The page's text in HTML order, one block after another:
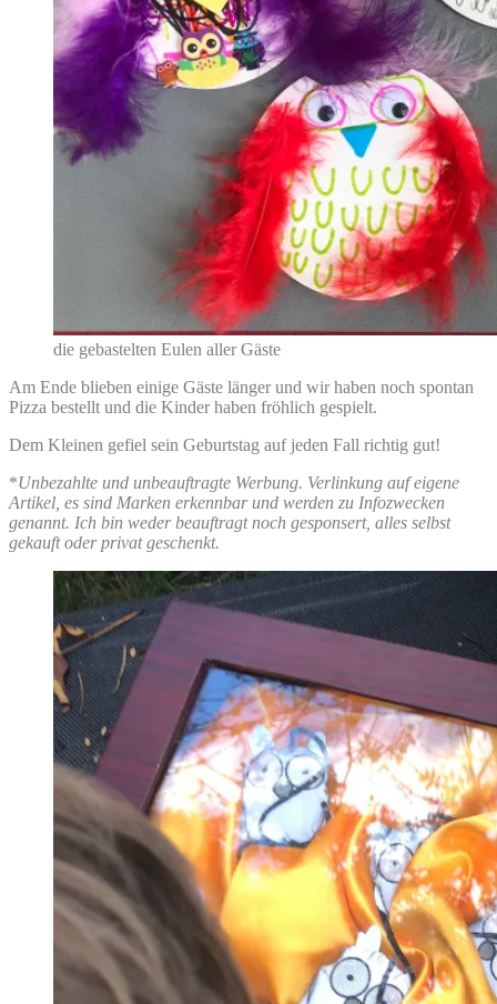
die gebastelten Eulen aller Gäste
Am Ende blieben einige Gäste länger und wir haben noch spontan
Pizza bestellt und die Kinder haben fröhlich gespielt.
Dem Kleinen gefiel sein Geburtstag auf jeden Fall richtig gut!
*Unbezahlte und unbeauftragte Werbung. Verlinkung auf eigene
Artikel, es sind Marken erkennbar und werden zu Infozwecken
genannt. Ich bin weder beauftragt noch gesponsert, alles selbst
gekauft oder privat geschenkt.